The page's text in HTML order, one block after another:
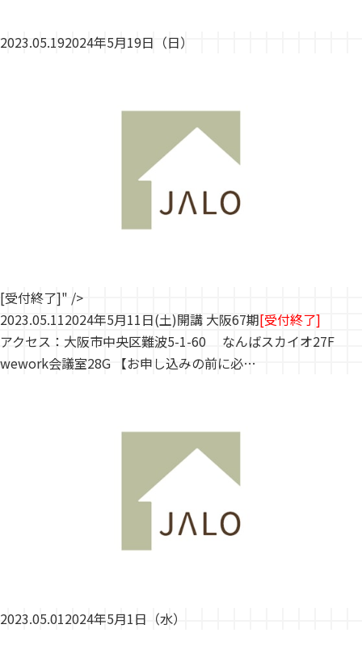
2023.05.192024年5月19日（日）
[受付終了]" />
2023.05.112024年5月11日(土)開講 大阪67期[受付終了]
アクセス：大阪市中央区難波5-1-60 なんばスカイオ27F
wework会議室28G 【お申し込みの前に必…
2023.05.012024年5月1日（水）